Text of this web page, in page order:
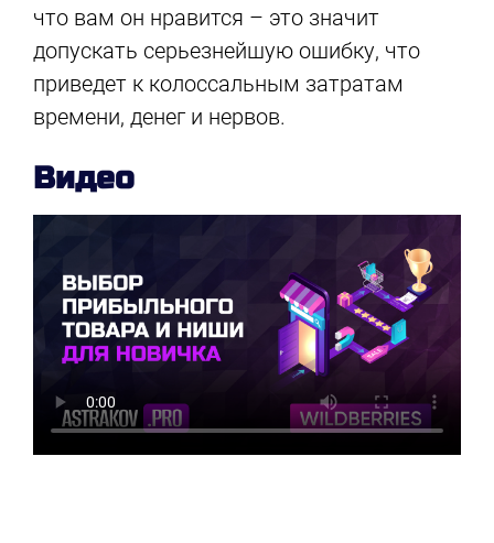
что вам он нравится – это значит
допускать серьезнейшую ошибку, что
приведет к колоссальным затратам
времени, денег и нервов.
Видео